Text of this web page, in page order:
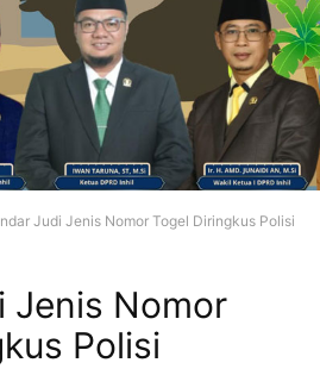
Judi Jenis Nomor Togel Diringkus Polisi
Jenis Nomor
Polisi